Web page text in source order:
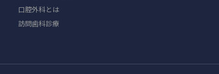
口腔外科とは
訪問歯科診療